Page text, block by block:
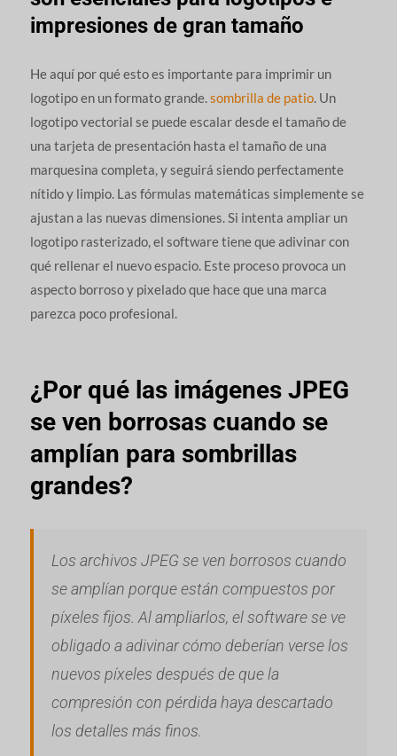
impresiones de gran tamaño
He aquí por qué esto es importante para imprimir un
logotipo en un formato grande.sombrilla de patio. Un
logotipo vectorial se puede escalar desde el tamaño de
una tarjeta de presentación hasta el tamaño de una
marquesina completa, y seguirá siendo perfectamente
nítido y limpio. Las fórmulas matemáticas simplemente se
ajustan a las nuevas dimensiones. Si intenta ampliar un
logotipo rasterizado, el software tiene que adivinar con
qué rellenar el nuevo espacio. Este proceso provoca un
aspecto borroso y pixelado que hace que una marca
parezca poco profesional.
¿Por qué las imágenes JPEG
se ven borrosas cuando se
amplían para sombrillas
grandes?
Los archivos JPEG se ven borrosos cuando
se amplían porque están compuestos por
píxeles fijos. Al ampliarlos, el software se ve
obligado a adivinar cómo deberían verse los
nuevos píxeles después de que la
compresión con pérdida haya descartado
los detalles más finos.